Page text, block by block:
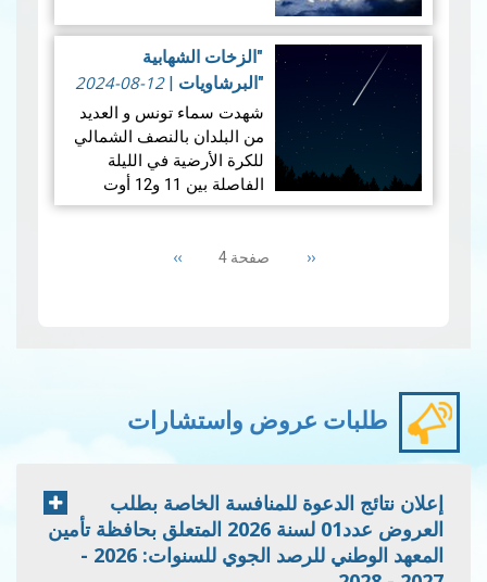
الهجرية 1446هـــــ
1.المعطيات الفلكية الخاصة
بهلال ربيع الأول لسنـة 1446
هجـري
"الزخات الشهابية
"البرشاويات
|
2024-08-12
شهدت سماء تونس و العديد
من البلدان بالنصف الشمالي
للكرة الأرضية في الليلة
الفاصلة بين 11 و12 أوت
2024 ظاهرة "البرشاويات"،
Previous
‹‹ صفحة 4 Next
››
طلبات عروض واستشارات
إعلان نتائج الدعوة للمنافسة الخاصة بطلب
العروض عدد01 لسنة 2026 المتعلق بحافظة تأمين
المعهد الوطني للرصد الجوي للسنوات: 2026 -